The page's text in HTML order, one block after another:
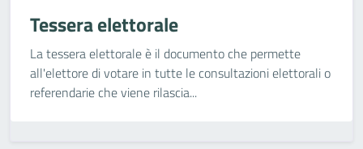
Tessera elettorale
La tessera elettorale è il documento che permette
all'elettore di votare in tutte le consultazioni elettorali o
referendarie che viene rilascia...